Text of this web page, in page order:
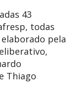
43
todas
pela
Thiago